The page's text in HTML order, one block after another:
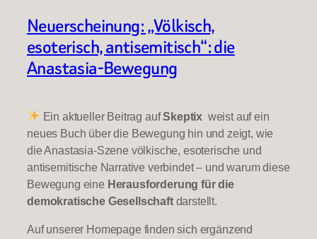
Neuerscheinung: „Völkisch,
esoterisch, antisemitisch“: die
Anastasia-Bewegung
Ein aktueller Beitrag aufSkeptix weist auf ein
neues Buch über die Bewegung hin und zeigt, wie
die Anastasia-Szene völkische, esoterische und
antisemitische Narrative verbindet – und warum diese
Bewegung eine Herausforderung für die
demokratische Gesellschaftdarstellt.
Auf unserer Homepage finden sich ergänzend